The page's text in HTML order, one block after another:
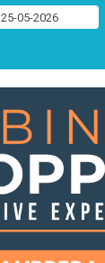
25-05-2026